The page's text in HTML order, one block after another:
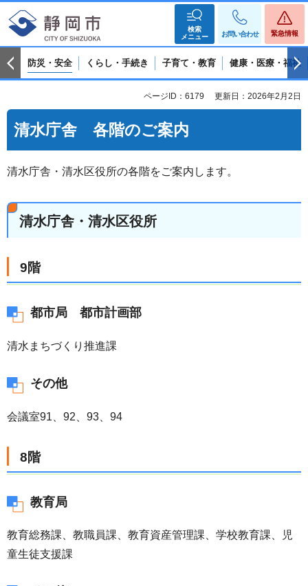
検索
メニュー
お問い合わせ 緊急情報
防災・安全 くらし・手続き 子育て・教育 健康・医療・福祉
ページID：6179 更新日：2026年2月2日
清水庁舎 各階のご案内
清水庁舎・清水区役所の各階をご案内します。
清水庁舎・清水区役所
9階
都市局 都市計画部
清水まちづくり推進課
その他
会議室91、92、93、94
8階
教育局
教育総務課、教職員課、教育資産管理課、学校教育課、児
童生徒支援課